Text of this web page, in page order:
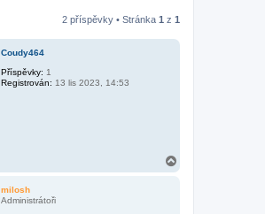
2 příspěvky • Stránka 1 z 1
Coudy464
Příspěvky: 1
Registrován: 13 lis 2023, 14:53
milosh
Administrátoři